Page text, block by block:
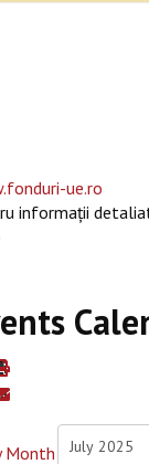
ue.ro
informaţii